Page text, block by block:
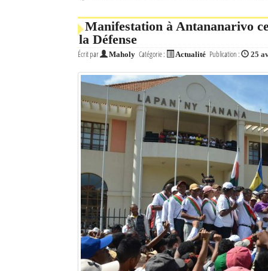
Manifestation à Antananarivo
la Défense
Écrit par Maholy Catégorie : Actualité Publication : 25